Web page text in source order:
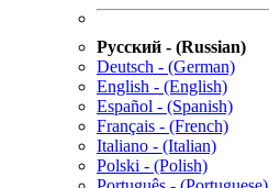
Русский - (Russian)
Deutsch - (German)
English - (English)
Español - (Spanish)
Français - (French)
Italiano - (Italian)
Polski - (Polish)